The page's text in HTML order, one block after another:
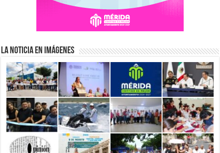
La Noticia en Imágenes